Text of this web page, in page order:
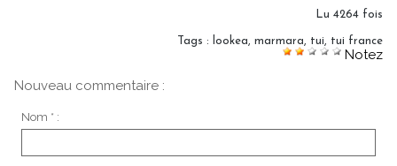
Lu 4264 fois
Tags : lookea, marmara, tui, tui france
Notez
Nouveau commentaire :
Nom * :